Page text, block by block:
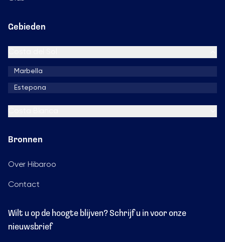
Gebieden
Marbella
Estepona
Bronnen
Over Hibaroo
Contact
Wilt u op de hoogte blijven? Schrijf u in voor onze
nieuwsbrief